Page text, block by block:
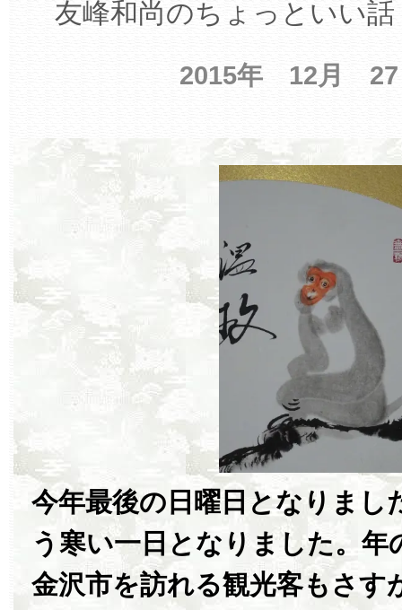
友峰和尚のちょっといい
2015年 12月
今年最後の日曜日となりまし
う寒い一日となりました。年
金沢市を訪れる観光客もさす